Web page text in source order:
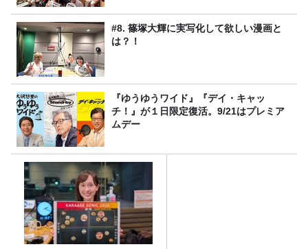
#8. 篠塚大輝に実写化して欲しい漫画と
は？！
『ゆうゆうワイド』『デイ・キャッ
チ！』が１日限定復活。9/21はプレミア
ムデー